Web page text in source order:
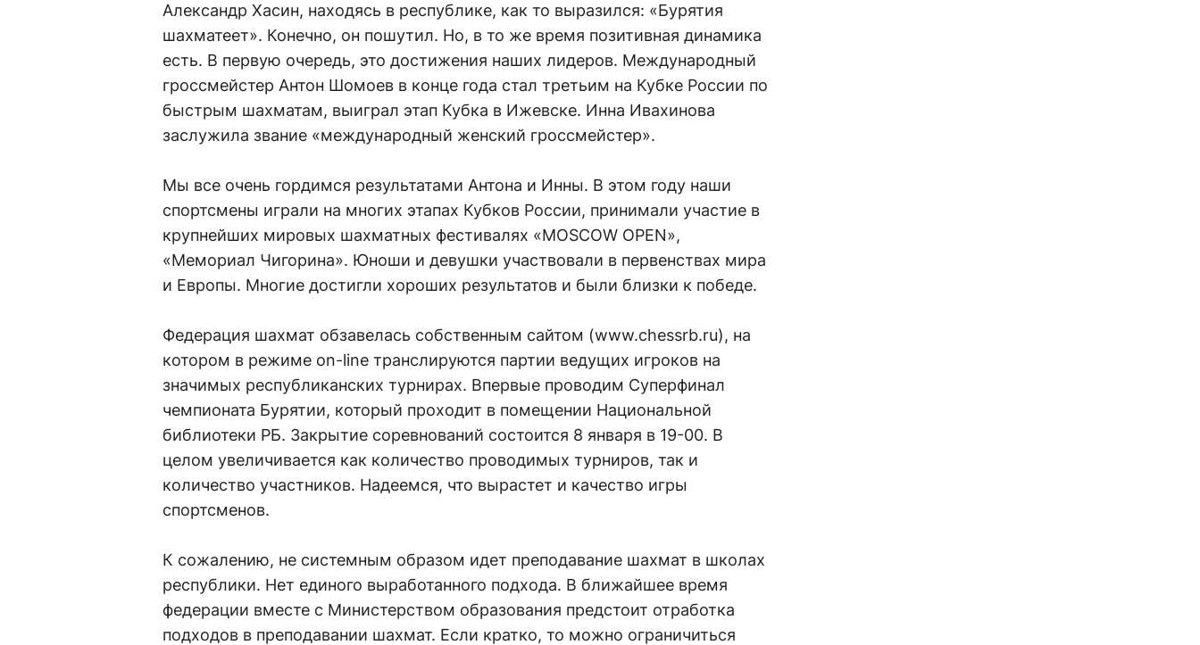
Александр Хасин, находясь в республике, как то выразился: «Бурятия
шахматеет». Конечно, он пошутил. Но, в то же время позитивная динамика
есть. В первую очередь, это достижения наших лидеров. Международный
гроссмейстер Антон Шомоев в конце года стал третьим на Кубке России по
быстрым шахматам, выиграл этап Кубка в Ижевске. Инна Ивахинова
заслужила звание «международный женский гроссмейстер».
Мы все очень гордимся результатами Антона и Инны. В этом году наши
спортсмены играли на многих этапах Кубков России, принимали участие в
крупнейших мировых шахматных фестивалях «MOSCOW OPEN»,
«Мемориал Чигорина». Юноши и девушки участвовали в первенствах мира
и Европы. Многие достигли хороших результатов и были близки к победе.
Федерация шахмат обзавелась собственным сайтом (www.chessrb.ru), на
котором в режиме on-line транслируются партии ведущих игроков на
значимых республиканских турнирах. Впервые проводим Суперфинал
чемпионата Бурятии, который проходит в помещении Национальной
библиотеки РБ. Закрытие соревнований состоится 8 января в 19-00. В
целом увеличивается как количество проводимых турниров, так и
количество участников. Надеемся, что вырастет и качество игры
спортсменов.
К сожалению, не системным образом идет преподавание шахмат в школах
республики. Нет единого выработанного подхода. В ближайшее время
федерации вместе с Министерством образования предстоит отработка
подходов в преподавании шахмат. Если кратко, то можно ограничиться